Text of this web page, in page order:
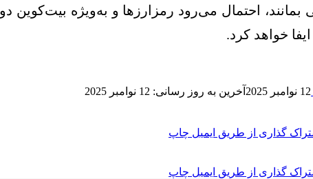
احتمال می‌رود رمزارز‌ها و به‌ویژه بیت‌کوین
خواهد کرد.
12 نوامبر 2025
آخرین به روز رسانی: 12 نوامبر 2025
گذاری از طریق ایمیل چاپ
گذاری از طریق ایمیل چاپ